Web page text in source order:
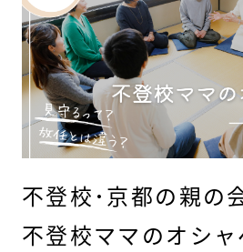
不登校･京都の親の
不登校ママのオシャ